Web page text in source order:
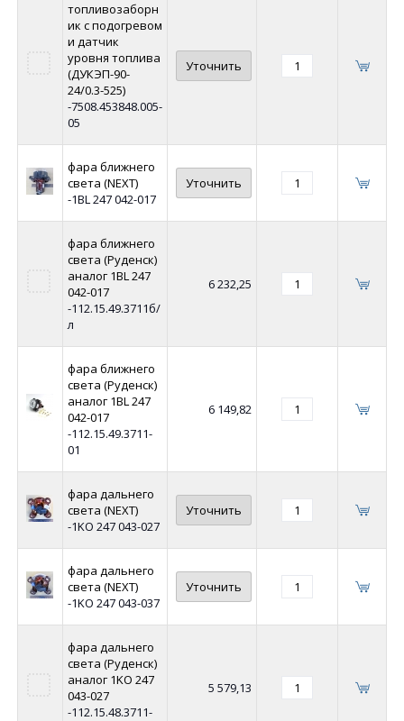
топливозаборн
ик с подогревом
и датчик
уровня топлива
(ДУКЭП-90-
24/0.3-525)
-7508.453848.005-
05
Уточнить
фара ближнего
света (NEXT)
-1BL 247 042-017
Уточнить
фара ближнего
света (Руденск)
аналог 1BL 247
042-017
-112.15.49.3711б/
л
6 232,25
фара ближнего
света (Руденск)
аналог 1BL 247
042-017
-112.15.49.3711-
01
6 149,82
фара дальнего
света (NEXT)
-1KO 247 043-027
Уточнить
фара дальнего
света (NEXT)
-1KO 247 043-037
Уточнить
фара дальнего
света (Руденск)
аналог 1KO 247
043-027
-112.15.48.3711-
5 579,13